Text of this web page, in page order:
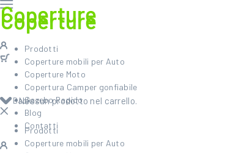
Nessun prodotto nel carrello.
Back
Prodotti
Coperture mobili per Auto
Prodotti
Coperture mobili per Auto
Coperture Moto
Copertura Camper gonfiabile
Gazebo Rapido
Blog
Contatti